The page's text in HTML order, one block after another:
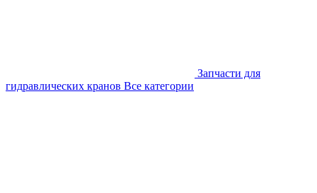
Запчасти для
гидравлических кранов Все категории